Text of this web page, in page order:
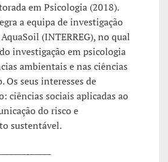
em Psicologia (2018).
a equipa de investigação
(INTERREG), no qual
investigação em psicologia
ambientais e nas ciências
Os seus interesses de
ciências sociais aplicadas ao
do risco e
sustentável.